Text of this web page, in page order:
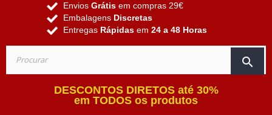
Envios Grátis em compras 29€
Embalagens Discretas
Entregas Rápidas em 24 a 48 Horas
search
DESCONTOS DIRETOS até 30%
em TODOS os produtos